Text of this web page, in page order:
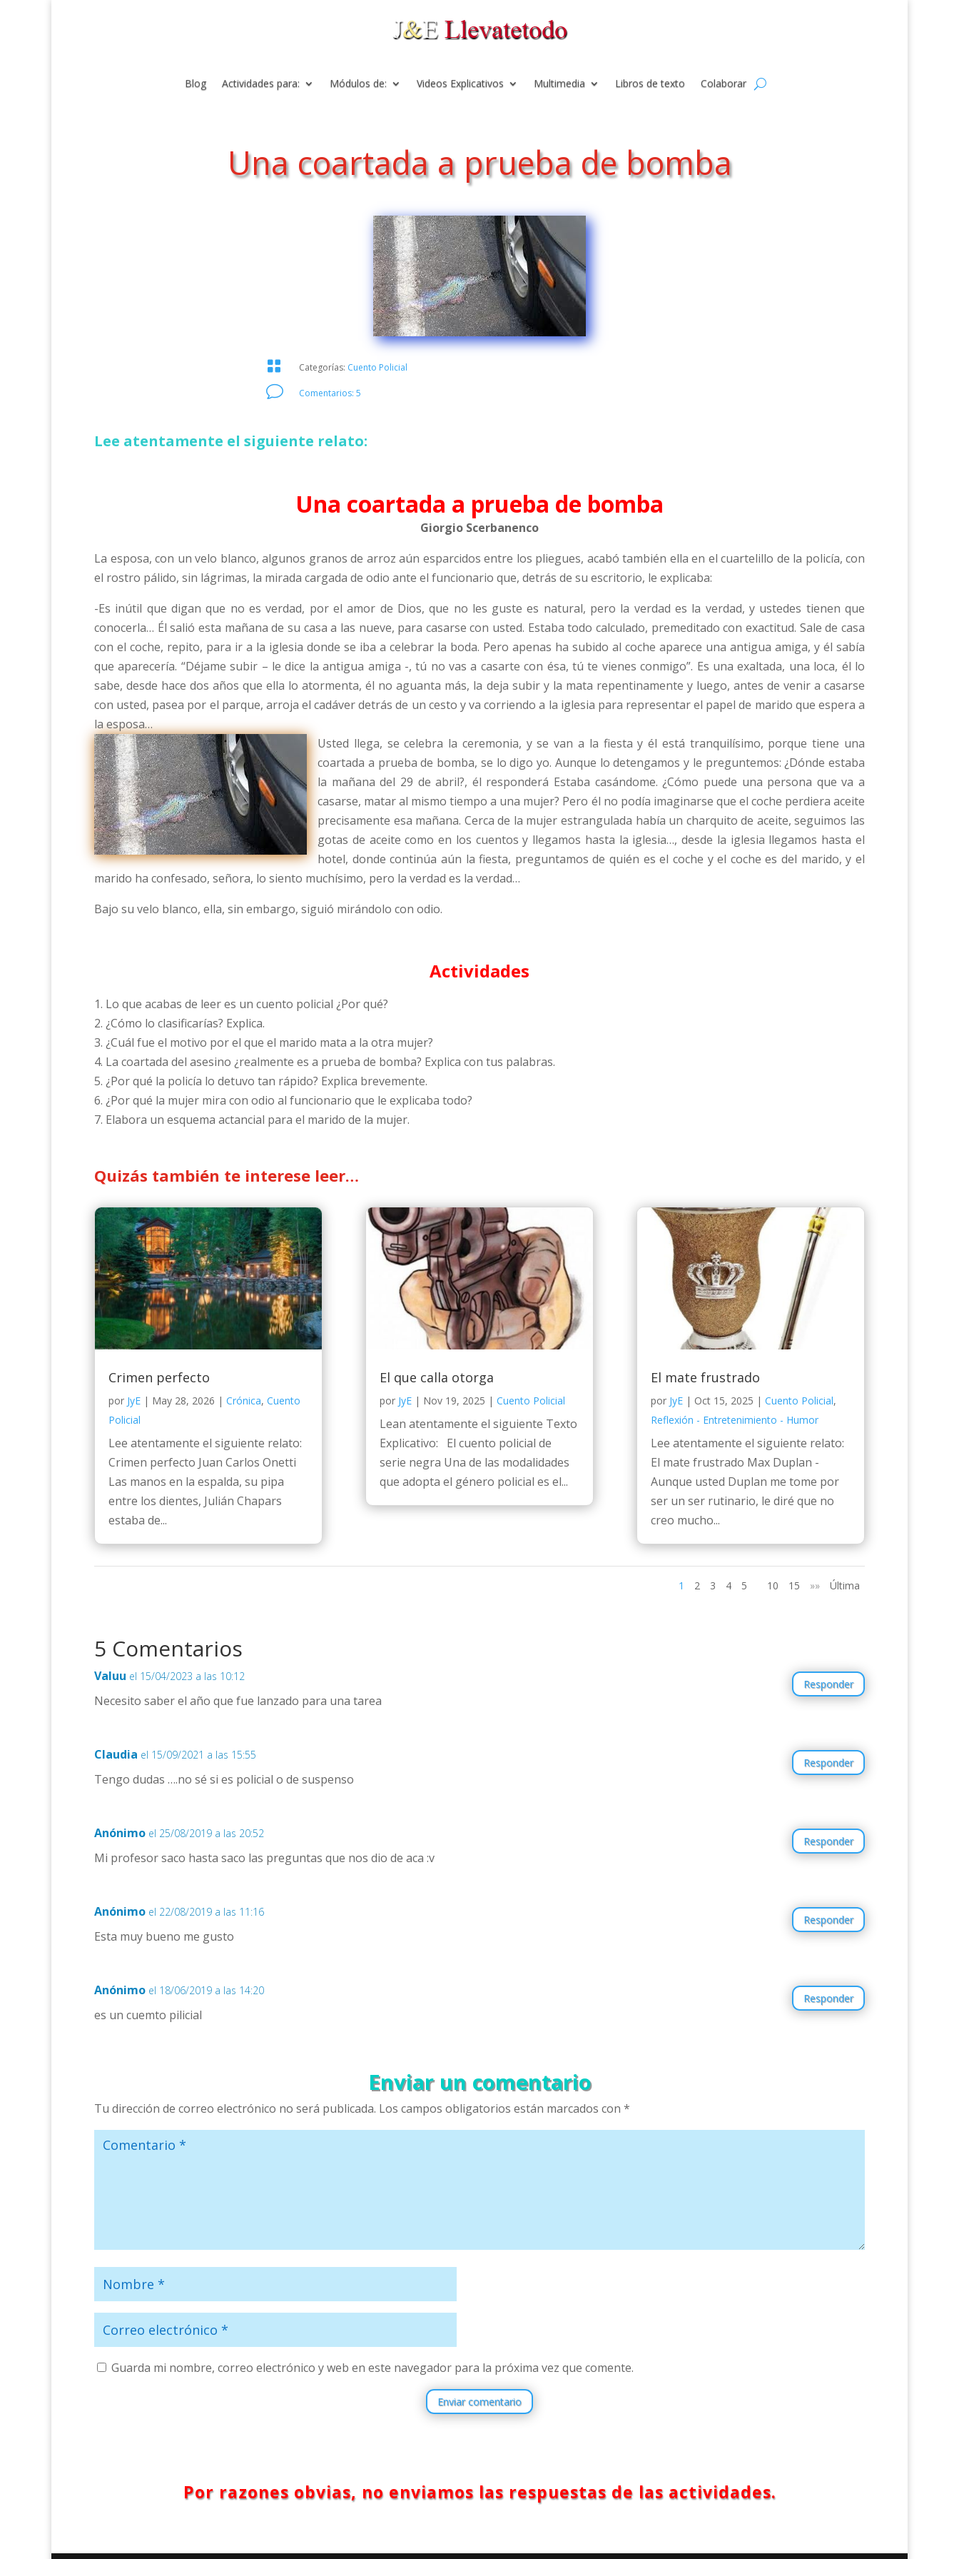
Blog Actividades para: Módulos de: Videos Explicativos Multimedia Libros de texto Colaborar
Una coartada a prueba de bomba
 Categorías: Cuento Policial
v Comentarios: 5
Lee atentamente el siguiente relato:
Una coartada a prueba de bomba
Giorgio Scerbanenco
La esposa, con un velo blanco, algunos granos de arroz aún esparcidos entre los pliegues, acabó también ella en el cuartelillo de la policía, con
el rostro pálido, sin lágrimas, la mirada cargada de odio ante el funcionario que, detrás de su escritorio, le explicaba:
-Es inútil que digan que no es verdad, por el amor de Dios, que no les guste es natural, pero la verdad es la verdad, y ustedes tienen que
conocerla… Él salió esta mañana de su casa a las nueve, para casarse con usted. Estaba todo calculado, premeditado con exactitud. Sale de casa
con el coche, repito, para ir a la iglesia donde se iba a celebrar la boda. Pero apenas ha subido al coche aparece una antigua amiga, y él sabía
que aparecería. “Déjame subir – le dice la antigua amiga -, tú no vas a casarte con ésa, tú te vienes conmigo”. Es una exaltada, una loca, él lo
sabe, desde hace dos años que ella lo atormenta, él no aguanta más, la deja subir y la mata repentinamente y luego, antes de venir a casarse
con usted, pasea por el parque, arroja el cadáver detrás de un cesto y va corriendo a la iglesia para representar el papel de marido que espera a
la esposa…
Usted llega, se celebra la ceremonia, y se van a la fiesta y él está tranquilísimo, porque tiene una
coartada a prueba de bomba, se lo digo yo. Aunque lo detengamos y le preguntemos: ¿Dónde estaba
la mañana del 29 de abril?, él responderá Estaba casándome. ¿Cómo puede una persona que va a
casarse, matar al mismo tiempo a una mujer? Pero él no podía imaginarse que el coche perdiera aceite
precisamente esa mañana. Cerca de la mujer estrangulada había un charquito de aceite, seguimos las
gotas de aceite como en los cuentos y llegamos hasta la iglesia…, desde la iglesia llegamos hasta el
hotel, donde continúa aún la fiesta, preguntamos de quién es el coche y el coche es del marido, y el
marido ha confesado, señora, lo siento muchísimo, pero la verdad es la verdad…
Bajo su velo blanco, ella, sin embargo, siguió mirándolo con odio.
Actividades
1. Lo que acabas de leer es un cuento policial ¿Por qué?
2. ¿Cómo lo clasificarías? Explica.
3. ¿Cuál fue el motivo por el que el marido mata a la otra mujer?
4. La coartada del asesino ¿realmente es a prueba de bomba? Explica con tus palabras.
5. ¿Por qué la policía lo detuvo tan rápido? Explica brevemente.
6. ¿Por qué la mujer mira con odio al funcionario que le explicaba todo?
7. Elabora un esquema actancial para el marido de la mujer.
Quizás también te interese leer…
Crimen perfecto
por JyE | May 28, 2026 | Crónica, Cuento
Policial
Lee atentamente el siguiente relato:
Crimen perfecto Juan Carlos Onetti
Las manos en la espalda, su pipa
entre los dientes, Julián Chapars
estaba de...
El que calla otorga
por JyE| Nov 19, 2025 | Cuento Policial
Lean atentamente el siguiente Texto
Explicativo: El cuento policial de
serie negra Una de las modalidades
que adopta el género policial es el...
El mate frustrado
por JyE| Oct 15, 2025 | Cuento Policial,
Reflexión - Entretenimiento - Humor
Lee atentamente el siguiente relato:
El mate frustrado Max Duplan -
Aunque usted Duplan me tome por
ser un ser rutinario, le diré que no
creo mucho...
1 2 3 4 5 10 15 »» Última
5 Comentarios
Valuu el 15/04/2023 a las 10:12
Necesito saber el año que fue lanzado para una tarea
Responder
Claudia el 15/09/2021 a las 15:55
Tengo dudas ….no sé si es policial o de suspenso
Responder
Anónimo el 25/08/2019 a las 20:52
Mi profesor saco hasta saco las preguntas que nos dio de aca :v
Responder
Anónimo el 22/08/2019 a las 11:16
Esta muy bueno me gusto
Responder
Anónimo el 18/06/2019 a las 14:20
es un cuemto pilicial
Responder
Enviar un comentario
Tu dirección de correo electrónico no será publicada. Los campos obligatorios están marcados con *
Guarda mi nombre, correo electrónico y web en este navegador para la próxima vez que comente.
Enviar comentario
Por razones obvias, no enviamos las respuestas de las actividades.